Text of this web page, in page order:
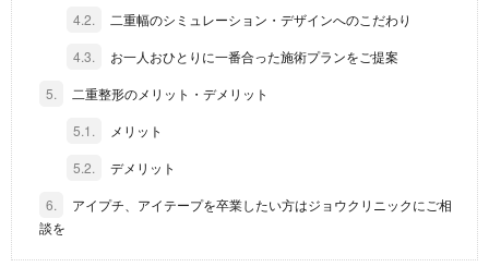
4.2.
二重幅のシミュレーション・デザインへのこだわり
4.3.
お一人おひとりに一番合った施術プランをご提案
5.
二重整形のメリット・デメリット
5.1.
メリット
5.2.
デメリット
6.
アイプチ、アイテープを卒業したい方はジョウクリニックにご相
談を